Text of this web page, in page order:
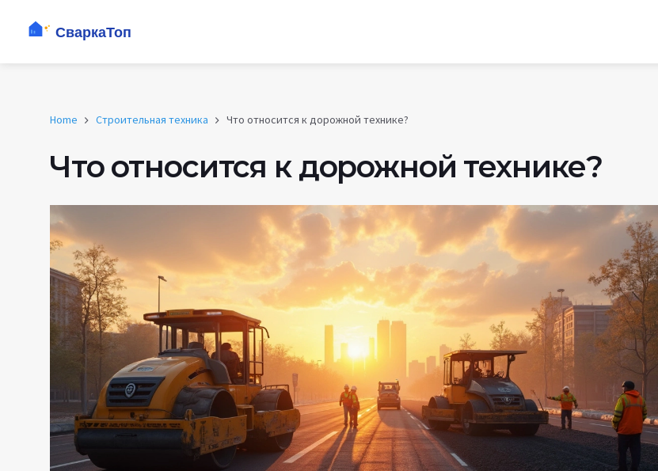
Home Строительная техника Что относится к дорожной технике?
Что относится к дорожной технике?